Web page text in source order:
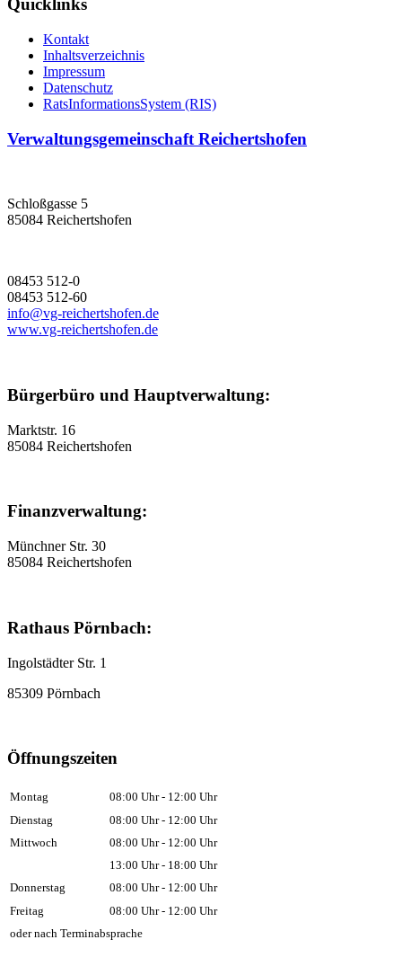
Quicklinks
Kontakt
Inhaltsverzeichnis
Impressum
Datenschutz
RatsInformationsSystem (RIS)
Verwaltungsgemeinschaft Reichertshofen
Schloßgasse 5
85084 Reichertshofen
08453 512-0
08453 512-60
info@vg-reichertshofen.de
www.vg-reichertshofen.de
Bürgerbüro und Hauptverwaltung:
Marktstr. 16
85084 Reichertshofen
Finanzverwaltung:
Münchner Str. 30
85084 Reichertshofen
Rathaus Pörnbach:
Ingolstädter Str. 1
85309 Pörnbach
Öffnungszeiten
Montag
08:00 Uhr - 12:00 Uhr
Dienstag
08:00 Uhr - 12:00 Uhr
Mittwoch
08:00 Uhr - 12:00 Uhr
13:00 Uhr - 18:00 Uhr
Donnerstag
08:00 Uhr - 12:00 Uhr
Freitag
08:00 Uhr - 12:00 Uhr
oder nach Terminabsprache